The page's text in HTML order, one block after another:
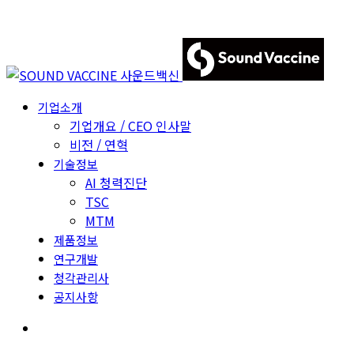
기업소개
기업개요 / CEO 인사말
비전 / 연혁
기술정보
AI 청력진단
TSC
MTM
제품정보
연구개발
청각관리사
공지사항